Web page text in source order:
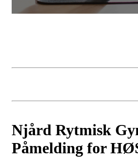
Njård Rytmisk
Påmelding for